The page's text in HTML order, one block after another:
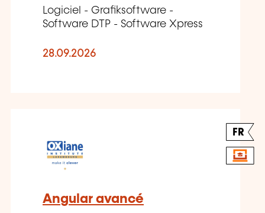
Logiciel - Grafiksoftware -
Software DTP - Software Xpress
28.09.2026
FR
Angular avancé